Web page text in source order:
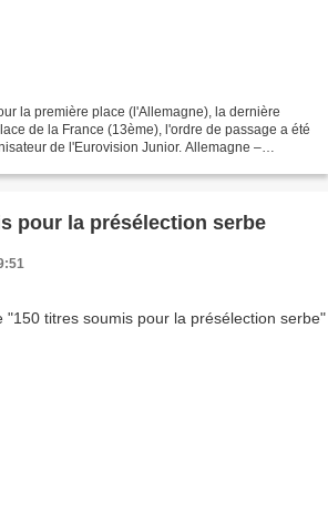
la première place (l'Allemagne), la dernière
de la France (13ème), l'ordre de passage a été
de l'Eurovision Junior. Allemagne –
pour la présélection serbe